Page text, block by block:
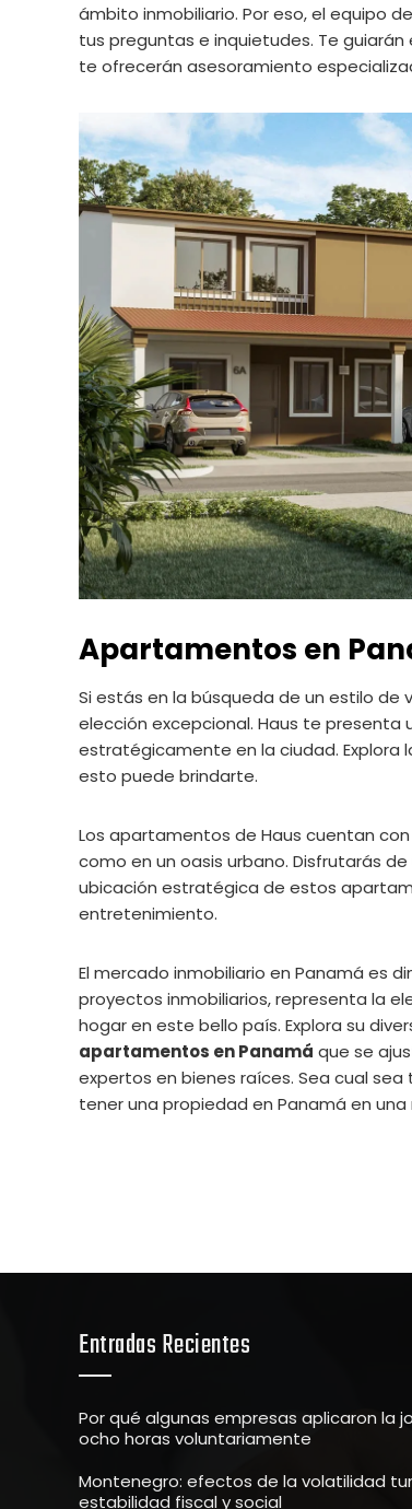
ámbito inmobiliario. Por eso, el equipo
tus preguntas e inquietudes. Te
te ofrecerán asesoramiento
Apartamentos en
Si estás en la búsqueda de un estilo de
elección excepcional. Haus te
estratégicamente en la ciudad. Explora
esto puede brindarte.
Los apartamentos de Haus cuentan
como en un oasis urbano. Disfrutarás
ubicación estratégica de estos
entretenimiento.
El mercado inmobiliario en Panamá es
proyectos inmobiliarios, representa la
hogar en este bello país. Explora su
apartamentos en Panamá que se
expertos en bienes raíces. Sea cual sea
tener una propiedad en Panamá en una
Entradas Recientes
Por qué algunas empresas aplicaron la
ocho horas voluntariamente
Montenegro: efectos de la volatilidad
estabilidad fiscal y social